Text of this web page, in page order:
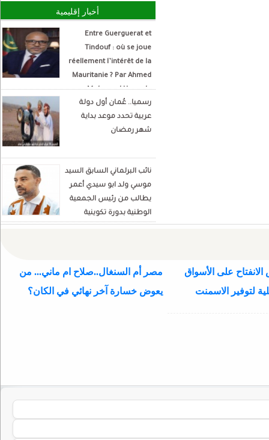
أخبار إقليمية
Entre Guerguerat et
Tindouf : où se joue
réellement l’intérêt de la
Mauritanie ? Par Ahmed
Mohamed Hamada
Écrivain et analyste
politique
رسميا.. عُمان أول دولة
عربية تحدد موعد بداية
شهر رمضان
نائب البرلماني السابق السيد
موسي ولد ابو سيدي أعمر
يطالب من رئيس الجمعية
الوطنية بدورة تكوينية
للنواب الجديد
على الأسواق
لتوفير الاسمنت
مصر أم السنغال..صلاح ام ماني... من
يعوض خسارة آخر نهائي في الكان؟